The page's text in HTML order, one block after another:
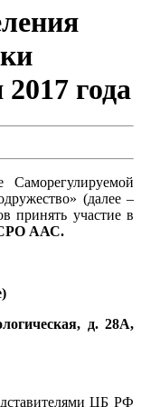
года
Саморегулируемой
(далее –
принять участие в
СРО ААС.
д. 28А,
ЦБ РФ